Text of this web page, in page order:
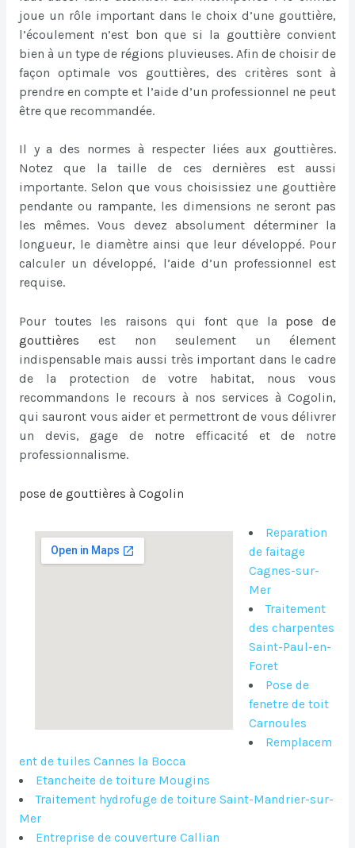
joue un rôle important dans le choix d’une gouttière,
l’écoulement n’est bon que si la gouttière convient
bien à un type de régions pluvieuses. Afin de choisir de
façon optimale vos gouttières, des critères sont à
prendre en compte et l’aide d’un professionnel ne peut
être que recommandée.
Il y a des normes à respecter liées aux gouttières.
Notez que la taille de ces dernières est aussi
importante. Selon que vous choisissiez une gouttière
pendante ou rampante, les dimensions ne seront pas
les mêmes. Vous devez absolument déterminer la
longueur, le diamètre ainsi que leur développé. Pour
calculer un développé, l’aide d’un professionnel est
requise.
Pour toutes les raisons qui font que la pose de
gouttières
est non seulement un élement
indispensable mais aussi très important dans le cadre
de la protection de votre habitat, nous vous
recommandons le recours à nos services à Cogolin,
qui sauront vous aider et permettront de vous délivrer
un devis, gage de notre efficacité et de notre
professionnalisme.
pose de gouttières à Cogolin
Reparation
de faitage
Cagnes-sur-
Mer
Traitement
des charpentes
Saint-Paul-en-
Foret
Pose de
fenetre de toit
Carnoules
Remplacem
ent de tuiles Cannes la Bocca
Etancheite de toiture Mougins
Traitement hydrofuge de toiture Saint-Mandrier-sur-
Mer
Entreprise de couverture Callian